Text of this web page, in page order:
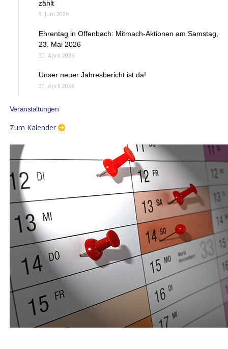
zählt
9. Juni 2026
Ehrentag in Offenbach: Mitmach-Aktionen am Samstag,
23. Mai 2026
30. April 2026
Unser neuer Jahresbericht ist da!
30. April 2026
Veranstaltungen
Zum Kalender